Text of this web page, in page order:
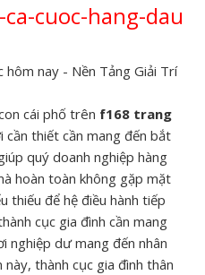
cuoc-hang-dau
cái phố trên f168 trang
cần thiết cần mang đến bắt
quý doanh nghiệp hàng
hoàn toàn không gặp mặt
thiếu để hệ điều hành tiếp
cục gia đình cần mang
nghiệp dư mang đến nhân
thành cục gia đình thân